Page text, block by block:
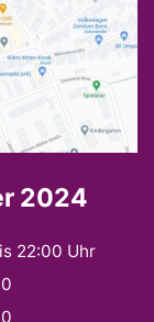
2024
22:00 Uhr